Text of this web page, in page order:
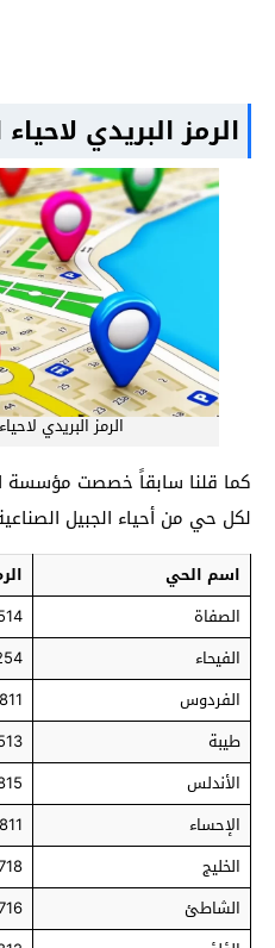
الرمز البريدي
الرمز البريدي
كما قلنا سابقاً خصصت مؤسسة
لكل حي من أحياء الجبيل
اسم الحي
الصفاة
الفيحاء
الفردوس
طيبة
الأندلس
الإحساء
الخليج
الشاطئ